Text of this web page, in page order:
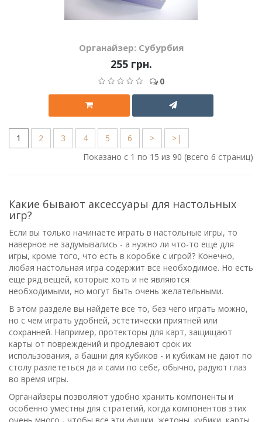
Органайзер: Субурбия
255 грн.
0
1 2 3 4 5 6 >
>|
Показано с 1 по 15 из 90 (всего 6 страниц)
Какие бывают аксессуары для настольных
игр?
Если вы только начинаете играть в настольные игры, то
наверное не задумывались - а нужно ли что-то еще для
игры, кроме того, что есть в коробке с игрой? Конечно,
любая настольная игра содержит все необходимое. Но есть
еще ряд вещей, которые хоть и не являются
необходимыми, но могут быть очень желательными.
В этом разделе вы найдете все то, без чего играть можно,
но с чем играть удобней, эстетически приятней или
сохранней. Например, протекторы для карт, защищают
карты от повреждений и продлевают срок их
использования, а башни для кубиков - и кубикам не дают по
столу разлететься да и сами по себе, обычно, радуют глаз
во время игры.
Органайзеры позволяют удобно хранить компоненты и
особенно уместны для стратегий, когда компонентов этих